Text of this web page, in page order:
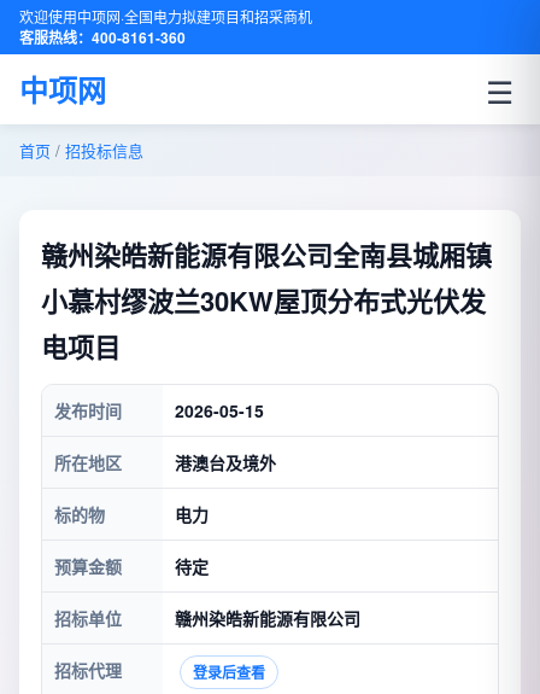
欢迎使用中项网·全国电力拟建项目和招采商机
客服热线：400-8161-360
中项网 ☰
首页 / 招投标信息
赣州染皓新能源有限公司全南县城厢镇
小慕村缪波兰30KW屋顶分布式光伏发
电项目
发布时间 2026-05-15
所在地区 港澳台及境外
标的物 电力
预算金额 待定
招标单位 赣州染皓新能源有限公司
招标代理 登录后查看